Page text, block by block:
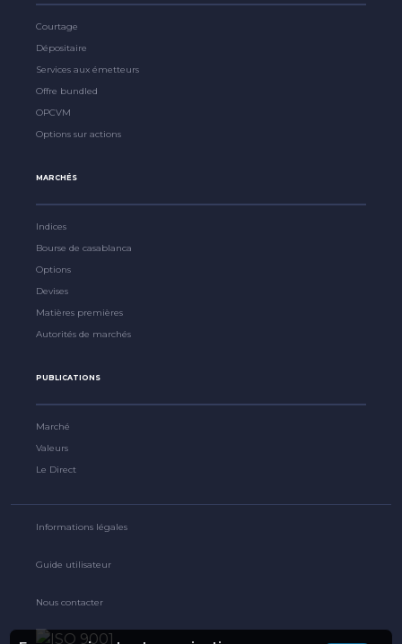
Courtage
Dépositaire
Services aux émetteurs
Offre bundled
OPCVM
Options sur actions
MARCHÉS
Indices
Bourse de casablanca
Options
Devises
Matières premières
Autorités de marchés
PUBLICATIONS
Marché
Valeurs
Le Direct
Informations légales
Guide utilisateur
Nous contacter